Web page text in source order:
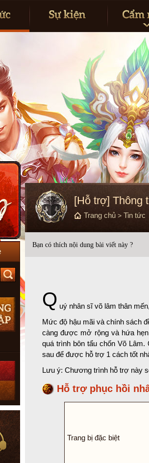
[Hỗ trợ] Thông
Trang chủ > Tin tức
Bạn có thích nội dung bài viết này ?
Q uý nhân sĩ võ lâm thân mến,
Mức độ hậu mãi và chính sách
càng được mở rộng và hứa
quá trình bôn tẩu chốn Võ
sau để được hỗ trợ 1 cách tốt
Lưu ý: Chương trình hỗ trợ này
Hỗ trợ phục hồi
Trang bị đặc biệt